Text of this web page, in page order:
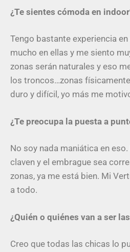
¿Te sientes cómoda en
Tengo bastante experiencia
mucho en ellas y me siento
zonas serán naturales y eso
los troncos…zonas
duro y difícil, yo más me
¿Te preocupa la puesta a
No soy nada maniática en
claven y el embrague sea
zonas, ya me está bien. Mi
a todo.
¿Quién o quiénes van a ser
Creo que todas las chicas lo